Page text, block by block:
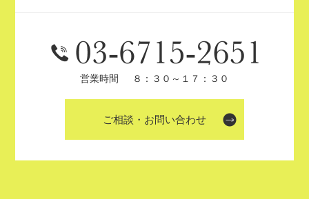
営業時間 ８：３０～１７：３０
ご相談・お問い合わせ